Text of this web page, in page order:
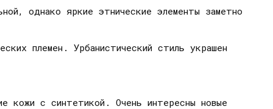
однако яркие этнические элементы заметно
племен. Урбанистический стиль украшен
кожи с синтетикой. Очень интересны новые